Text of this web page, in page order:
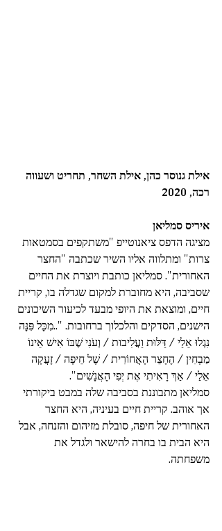
אילת גנוסר כהן, אילת השחר, תחריט ושעווה
רכה, 2020
איריס סמליאן
מציגה הדפס ציאנוטייפ "משתקפים בסמטאות
צרות" ומתלווה אליו השיר שכתבה "החצר
האחורית". סמליאן כותבת ויוצרת את החיים
שסביבה, היא מחוברת למקום שגדלה בו, קריית
חיים, ומוצאת את היופי מבעד לכיעור השיכונים
הישנים, הסדקים והלכלוך ברחובות. "..מִכָּל פִּנָּה
נִגְלוּ אֵלַי / דַּלּוּת וַעֲלִיבוּת / וְעֹנִי שֶׁבּוֹ אִישׁ אֵינוֹ
מַבְחִין / הֶחָצֵר הָאֲחוֹרִית / שֶׁל חֵיפָה / זָעֲקָה
אֵלַי / אַךְ רָאִיתִי אֶת יְפִי הָאֲנָשִׁים".
סמליאן מתבוננת בסביבה שלה במבט ביקורתי
אך אוהב. קריית חיים בעיניה, היא החצר
האחורית של חיפה, סובלת מזיהום והזנחה, אבל
היא הבית בו בחרה להישאר ולגדל את
משפחתה.